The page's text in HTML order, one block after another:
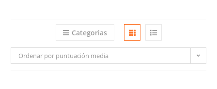
Categorias
Ordenar por puntuación media